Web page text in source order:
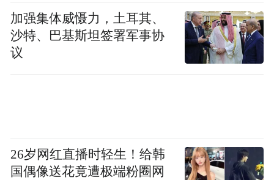
加强集体威慑力，土耳其、
沙特、巴基斯坦签署军事协
议
26岁网红直播时轻生！给韩
国偶像送花竟遭极端粉圈网